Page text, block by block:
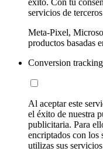
servicios de
Meta-Pixel,
productos basadas
Conversion
Al aceptar este
el éxito de nuestra
publicitaria. Para
encriptados con los
utilizas sus